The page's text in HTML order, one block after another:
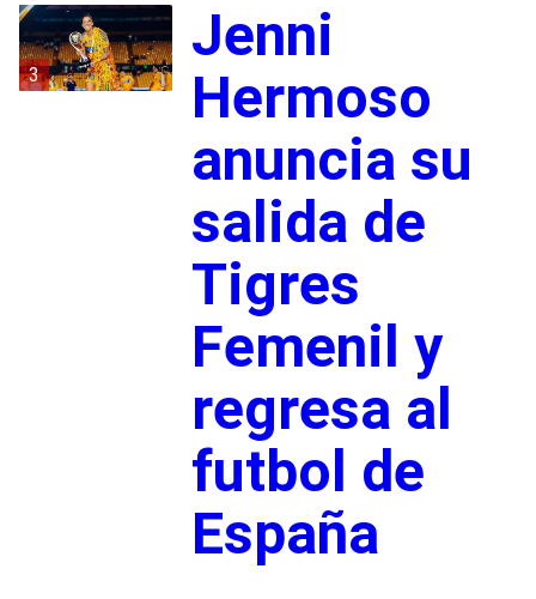
3
Jenni
Hermoso
anuncia su
salida de
Tigres
Femenil y
regresa al
futbol de
España